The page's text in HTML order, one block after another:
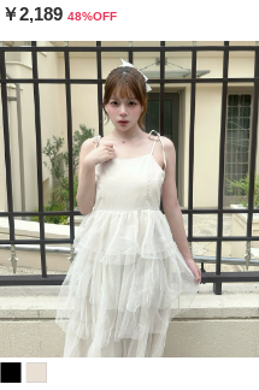
￥2,189 48%OFF